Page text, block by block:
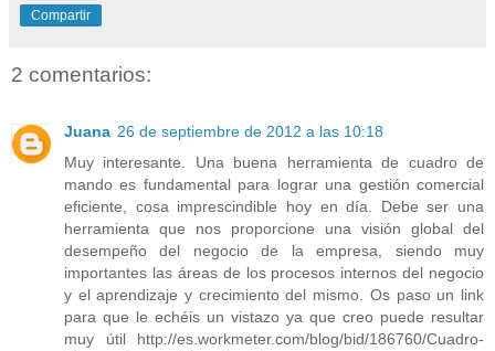
Compartir
2 comentarios:
Juana 26 de septiembre de 2012 a las 10:18
Muy interesante. Una buena herramienta de cuadro de
mando es fundamental para lograr una gestión comercial
eficiente, cosa imprescindible hoy en día. Debe ser una
herramienta que nos proporcione una visión global del
desempeño del negocio de la empresa, siendo muy
importantes las áreas de los procesos internos del negocio
y el aprendizaje y crecimiento del mismo. Os paso un link
para que le echéis un vistazo ya que creo puede resultar
muy útil http://es.workmeter.com/blog/bid/186760/Cuadro-